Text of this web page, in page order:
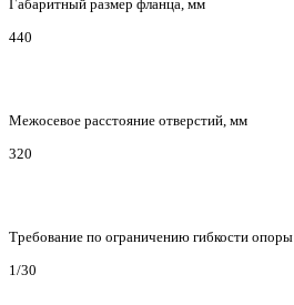
Габаритный размер фланца, мм
440
Межосевое расстояние отверстий, мм
320
Требование по ограничению гибкости опоры
1/30